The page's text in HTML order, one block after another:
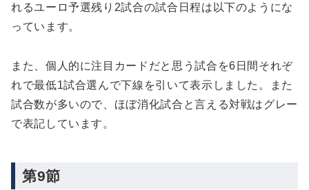
れるユーロ予選残り2試合の試合日程は以下のようにな
っています。
また、個人的に注目カードだと思う試合を6日間それぞ
れで最低1試合選んで下線を引いて表示しました。また
試合数が多いので、ほぼ消化試合と言える対戦はグレー
で表記しています。
第9節